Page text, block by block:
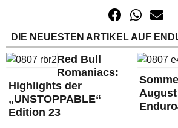
DIE NEUESTEN ARTIKEL AUF
Red Bull
Romaniacs:
Highlights der
„UNSTOPPABLE“
Edition 23